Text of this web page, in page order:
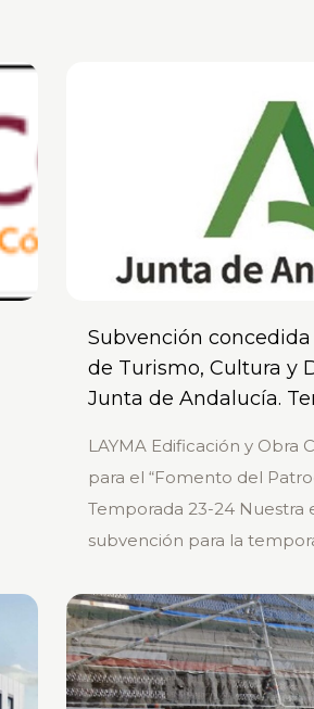
Subvención
de Turismo, Cultura y
Junta de Andalucía.
LAYMA Edificación y Obra
para el “Fomento del
Temporada 23-24 Nuestra
subvención para la